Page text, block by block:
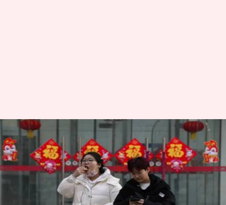
கொரோனா வரவேண்டும்
என்று பாதுகாப்பு
இல்லாமல் சுத்தும்
சீனர்கள்
Sindhuja SM Jan 10, 2023 03:30 pm